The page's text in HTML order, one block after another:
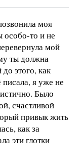
моя
особо-то и не
мой
ты должна
этого, как
я уже не
Было
счастливой
привык жить
как за
эти глотки